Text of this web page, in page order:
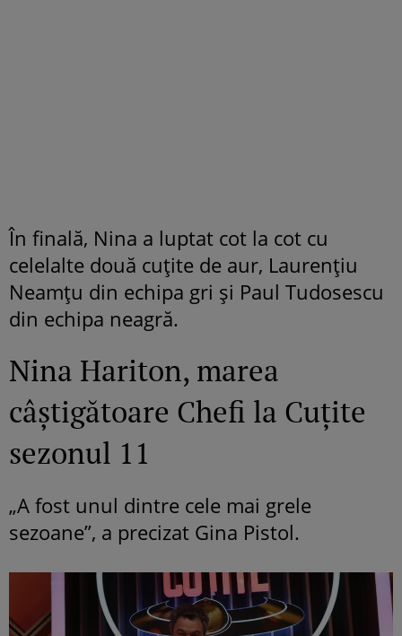
În finală, Nina a luptat cot la cot cu
celelalte două cuțite de aur, Laurențiu
Neamțu din echipa gri și Paul Tudosescu
din echipa neagră.
Nina Hariton, marea
câștigătoare Chefi la Cuțite
sezonul 11
„A fost unul dintre cele mai grele
sezoane”, a precizat Gina Pistol.